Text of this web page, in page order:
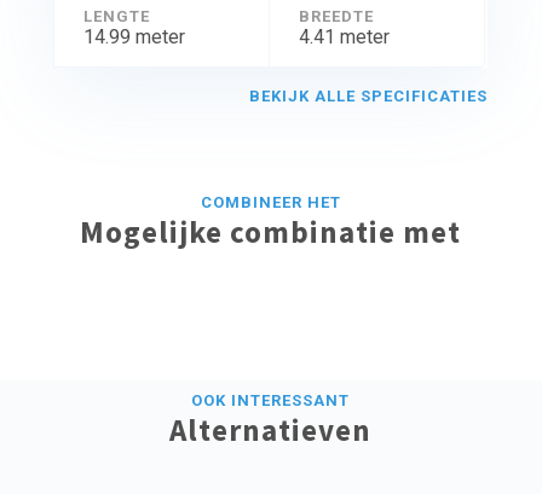
LENGTE
14.99 meter
BREEDTE
4.41 meter
BEKIJK ALLE SPECIFICATIES
COMBINEER HET
Mogelijke combinatie met
OOK INTERESSANT
Alternatieven